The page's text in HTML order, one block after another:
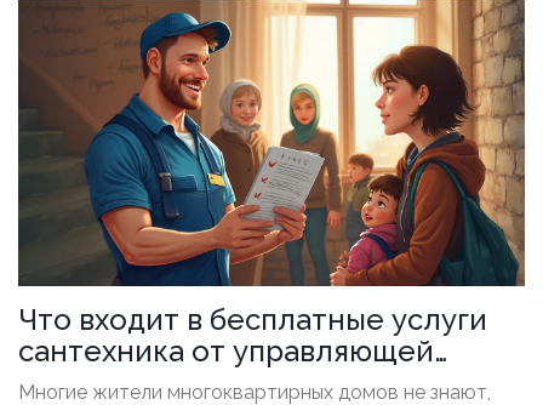
Что входит в бесплатные услуги
сантехника от управляющей
компании
Многие жители многоквартирных домов не знают,